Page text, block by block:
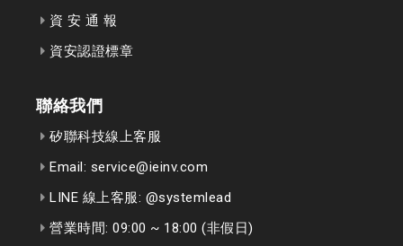
資 安 通 報
資安認證標章
聯絡我們
矽聯科技線上客服
Email: service@ieinv.com
LINE 線上客服: @systemlead
營業時間: 09:00 ~ 18:00 (非假日)